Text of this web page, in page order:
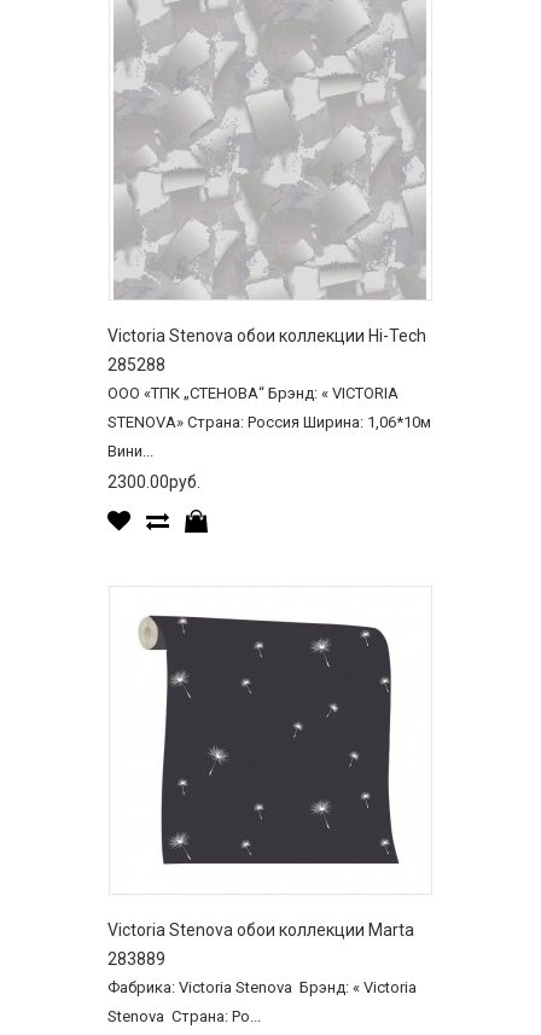
Victoria Stenova обои коллекции Hi-Tech
285288
ООО «ТПК „СТЕНОВА“ Брэнд: « VICTORIA
STENOVA» Страна: Россия Ширина: 1,06*10м
Вини...
2300.00руб.
Victoria Stenova обои коллекции Marta
283889
Фабрика: Victoria Stenova Брэнд: « Victoria
Stenova Страна: Ро...